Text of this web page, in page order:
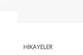
HİKAYELER